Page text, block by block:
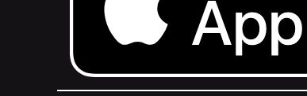
Download on the App Store.